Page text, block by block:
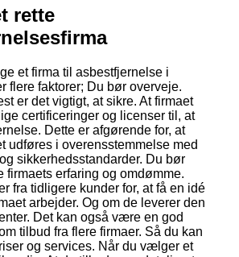
rette
et firma til asbestfjernelse i
flere faktorer; Du bør overveje.
er det vigtigt, at sikre. At firmaet
certificeringer og licenser til, at
Dette er afgørende for, at
udføres i overensstemmelse med
sikkerhedsstandarder. Du bør
firmaets erfaring og omdømme.
fra tidligere kunder for, at få en idé
arbejder. Og om de leverer den
Det kan også være en god
tilbud fra flere firmaer. Så du kan
og services. Når du vælger et